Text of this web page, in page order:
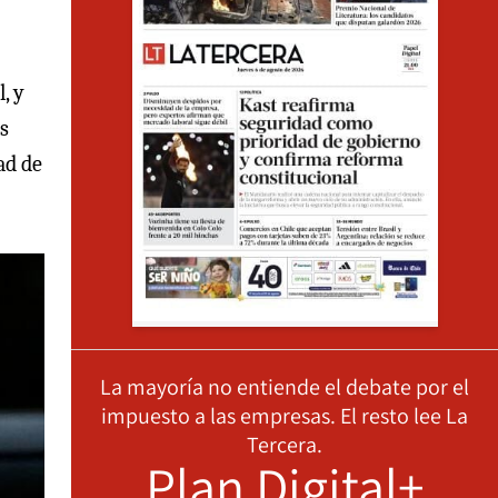
y
de
La mayoría no entiende el debate por el
impuesto a las empresas. El resto lee La
Tercera.